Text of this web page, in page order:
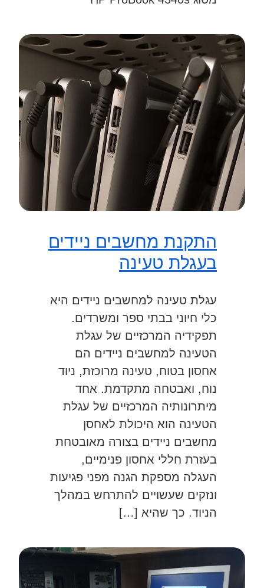
התקנת מחשבים ניידים
בעגלת טעינה
עגלת טעינה למחשבים ניידים היא
כלי חיוני בבתי ספר ומשרדים.
תפקידיה המרכזיים של עגלת
הטעינה למחשבים ניידים הם
אחסון בטוח, טעינה מרוכזת, ניוד
נוח, ואבטחה מתקדמת. אחד
מיתרונותיה המרכזיים של עגלת
הטעינה הוא היכולת לאחסן
מחשבים ניידים בצורה מאובטחת
בעזרת חללי אחסון פנימיים,
העגלה מספקת הגנה מפני פגיעות
ונזקים שעשויים להתרחש במהלך
הניוד. כך שהיא […]